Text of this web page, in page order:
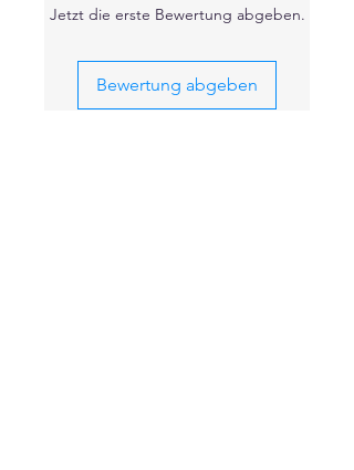
Jetzt die erste Bewertung abgeben.
Bewertung abgeben